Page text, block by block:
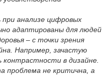
анализе цифровых
адаптированы для людей
– с точки зрения
Например, зачастую
в дизайне.
проблема не критична, а